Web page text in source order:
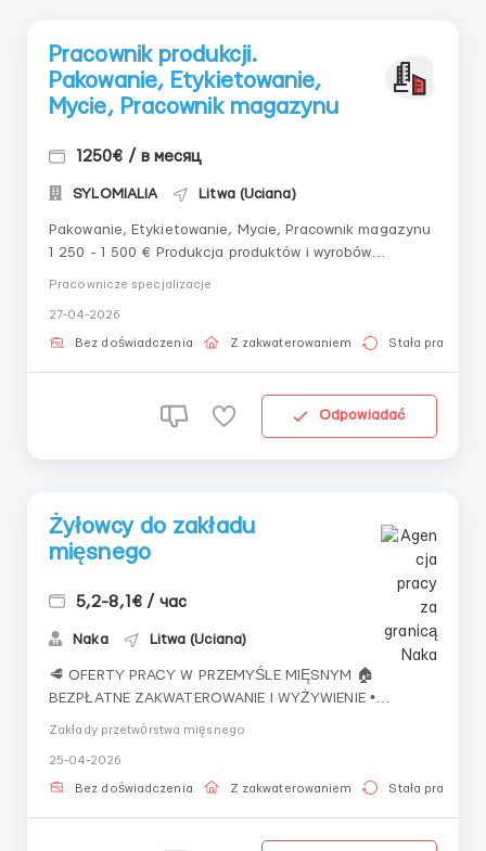
Pracownik produkcji.
Pakowanie, Etykietowanie,
Mycie, Pracownik magazynu
1250€ / в месяц
SYLOMIALIA Litwa (Uciana)
Pakowanie, Etykietowanie, Mycie, Pracownik magazynu
1 250 - 1 500 € Produkcja produktów i wyrobów
1250 € brutto miesięcznie za 168 godzin pracy. Możliwe
nadgodziny do 220 go...
Pracownicze specjalizacje
27-04-2026
Bez doświadczenia Z zakwaterowaniem Stała praca
Odpowiadać
Żyłowcy do zakładu
mięsnego
5,2-8,1€ / час
Naka Litwa (Uciana)
🥩 OFERTY PRACY W PRZEMYŚLE MIĘSNYM 🏠
BEZPŁATNE ZAKWATEROWANIE I WYŻYWIENIE •
Zapewniane jest bezpłatne zakwaterowanie lub
posiłki dziennie (obiad i kolacja) • Wydawana jest
odzież robocza i środki ochrony 📦
Zakłady przetwórstwa mięsnego
25-04-2026
Bez doświadczenia Z zakwaterowaniem Stała praca